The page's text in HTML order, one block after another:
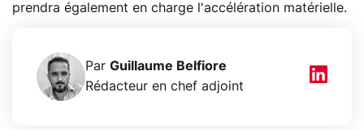
prendra également en charge l'accélération matérielle.
Par Guillaume Belfiore
Rédacteur en chef adjoint